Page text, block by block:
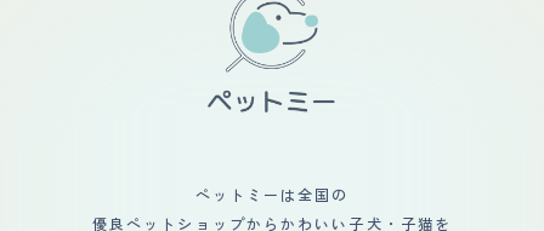
ではと思い、乗り気でない主人を説得しました。今では主
人との会話も増え一緒に散歩したり新しい家族の形に満足
るので可愛くて仕方ありません！ 出会いはペットショッ
プでした。初めて会った時からニコニコとしていて、抱っ
こしてみたら頭の上までよじ登ってきました。 もともと
大型犬を含む3匹を飼育していたので、特に迎え入れる際
の不安もありませんでしたし、生活に変化もありませんで
います。特にインターホンなどによる無駄吠えは、インタ
ーホン越しに外の方と会話できないくらい吠えるので、困
っています（トレーニング中です）。うちの愛犬は声が低
子犬時代も成犬になっても、もこもこで可愛いです。しつ
れもまた可愛いです。後輩犬はタヌキ顔なので、それぞれ
の可愛さを楽しんでいます。 初めての多頭飼育だったの
ペットミーは全国の
優良ペットショップからかわいい子犬・子猫を